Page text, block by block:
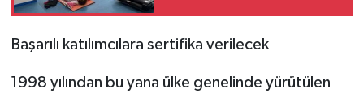
Başarılı katılımcılara sertifika verilecek
1998 yılından bu yana ülke genelinde yürütülen